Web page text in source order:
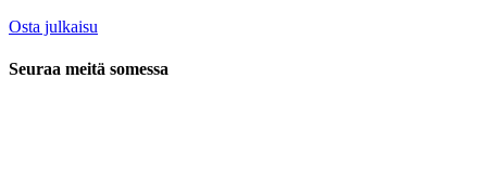
Osta julkaisu
Seuraa meitä somessa